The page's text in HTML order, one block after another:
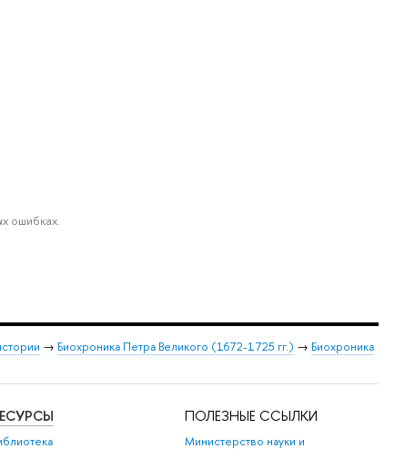
ошибках.
→ Биохроника Петра Великого (1672-1725 гг.) → Биохроника
ПОЛЕЗНЫЕ ССЫЛКИ
Министерство науки и